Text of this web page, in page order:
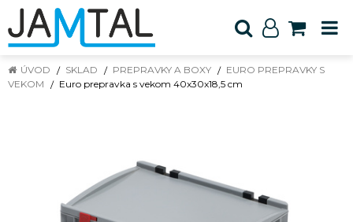
ÚVOD SKLAD PREPRAVKY A BOXY
EURO PREPRAVKY S
VEKOM
Euro prepravka s vekom 40x30x18,5 cm